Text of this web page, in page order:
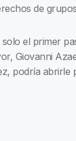
de
el primer
Giovanni
podría abrirle